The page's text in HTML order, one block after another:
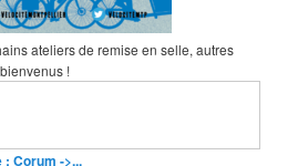
ateliers de remise en selle, autres
!
: Corum ->...